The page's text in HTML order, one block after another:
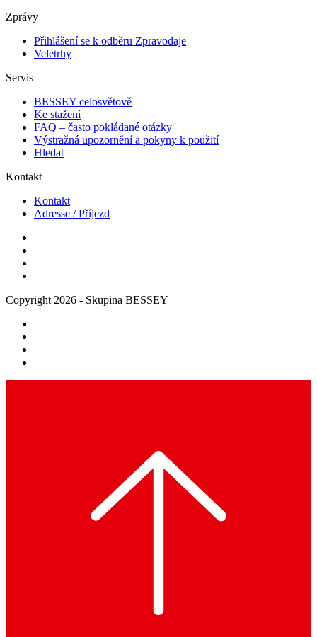
Zprávy
Přihlášení se k odběru Zpravodaje
Veletrhy
Servis
BESSEY celosvětově
Ke stažení
FAQ – často pokládané otázky
Výstražná upozornění a pokyny k použití
Hledat
Kontakt
Kontakt
Adresse / Příjezd
Copyright 2026 - Skupina BESSEY